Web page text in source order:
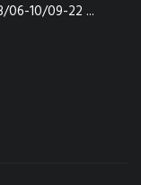
10/09-22 ...